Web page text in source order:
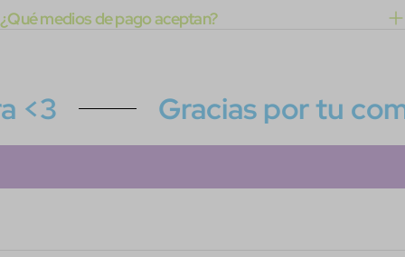
¿Qué medios de pago aceptan?
Gracias por tu